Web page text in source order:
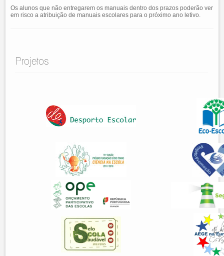
Os alunos que não entregarem os manuais dentro dos prazos poderão ver
em risco a atribuição de manuais escolares para o próximo ano letivo.
Projetos